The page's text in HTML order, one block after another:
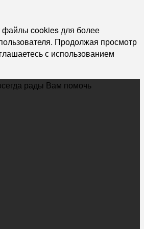
файлы cookies для более
Продолжая просмотр
с использованием
рады Вам помочь